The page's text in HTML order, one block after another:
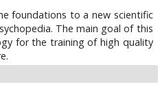
foundations to a new scientific
The main goal of this
for the training of high quality